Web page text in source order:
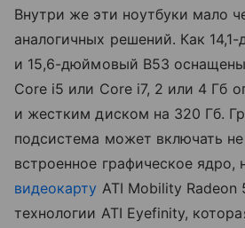
Внутри же эти ноутбуки мало
аналогичных решений. Как
и 15,6-дюймовый B53
Core i5 или Core i7, 2 или 4 Гб
и жестким диском на 320 Гб.
подсистема может включать
встроенное графическое ядро,
видеокарту ATI Mobility
технологии ATI Eyefinity,